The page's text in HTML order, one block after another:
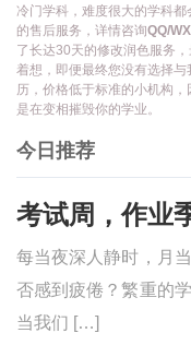
冷门学科，难度很大的学科
的售后服务，详情咨询QQ/
了长达30天的修改润色服务
着想，即便最终您没有选择
历，价格低于标准的小机构
是在变相摧毁你的学业。
今日推荐
每当夜深人静时，月
否感到疲倦？繁重的
当我们 […]